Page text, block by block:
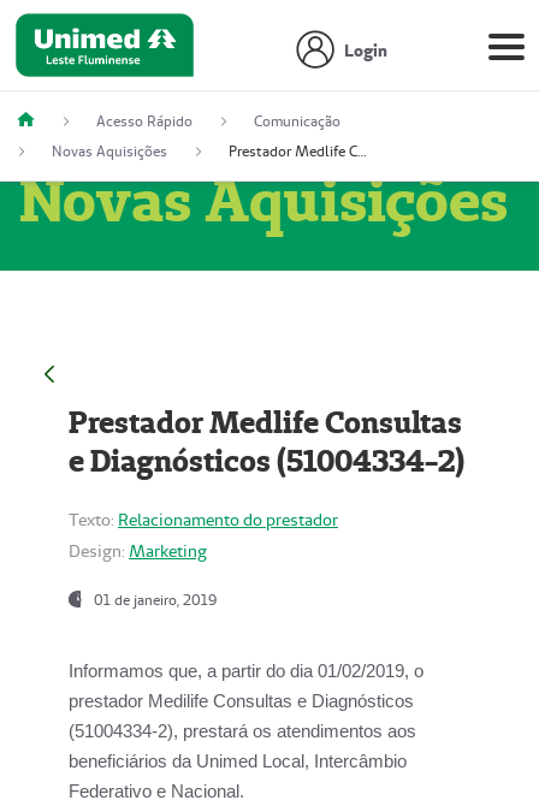
Login
Acesso Rápido
Comunicação
Novas Aquisições
Prestador Medlife Consultas e Diagnósticos (51004334-2)
Novas Aquisições
Prestador Medlife Consultas
e Diagnósticos (51004334-2)
Texto: Relacionamento do prestador
Design: Marketing
01 de janeiro, 2019
Informamos que, a partir do dia 01/02/2019, o
prestador Medilife Consultas e Diagnósticos
(51004334-2), prestará os atendimentos aos
beneficiários da Unimed Local, Intercâmbio
Federativo e Nacional.